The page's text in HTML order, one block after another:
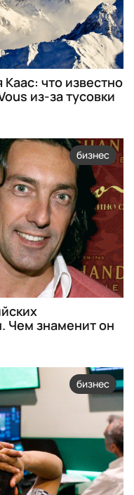
что известно
из-за тусовки
бизнес
Чем знаменит он
бизнес